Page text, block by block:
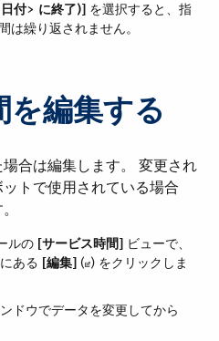
付> に終了)] ​ を選択すると、指
は繰り返されません。
編集する
合は編集します。 変更され
トで使用されている場合
ルの [サービス時間] ​ ビューで、
ある [編集] ​ (​ ​) をクリックしま
ンドウでデータを変更してから